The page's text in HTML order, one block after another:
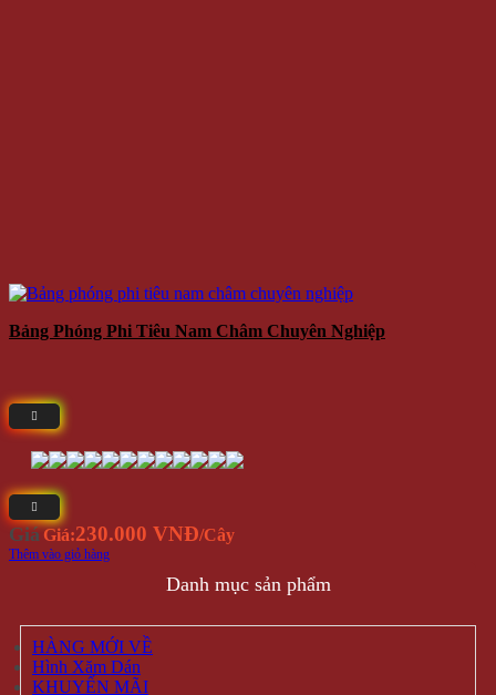
Bảng Phóng Phi Tiêu Nam Châm Chuyên Nghiệp
Giá Giá:230.000 VNĐ/Cây
Thêm vào giỏ hàng
Danh mục sản phẩm
HÀNG MỚI VỀ
Hình Xăm Dán
KHUYẾN MÃI